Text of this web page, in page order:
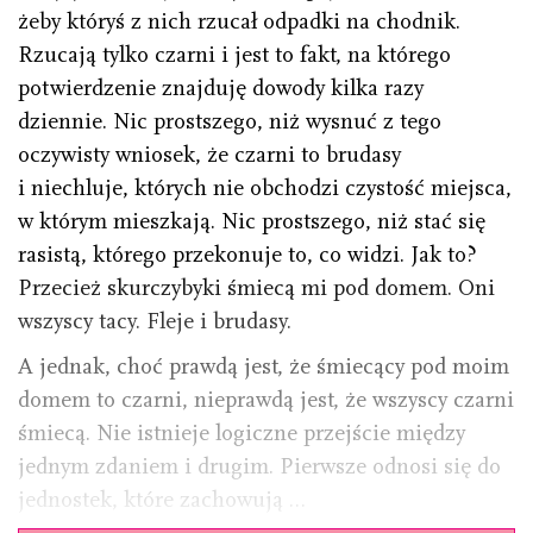
żeby któryś z nich rzucał odpadki na chodnik.
Rzucają tylko czarni i jest to fakt, na którego
potwierdzenie znajduję dowody kilka razy
dziennie. Nic prostszego, niż wysnuć z tego
oczywisty wniosek, że czarni to brudasy
i niechluje, których nie obchodzi czystość miejsca,
w którym mieszkają. Nic prostszego, niż stać się
rasistą, którego przekonuje to, co widzi. Jak to?
Przecież skurczybyki śmiecą mi pod domem. Oni
wszyscy tacy. Fleje i brudasy.
A jednak, choć prawdą jest, że śmiecący pod moim
domem to czarni, nieprawdą jest, że wszyscy czarni
śmiecą. Nie istnieje logiczne przejście między
jednym zdaniem i drugim. Pierwsze odnosi się do
jednostek, które zachowują …